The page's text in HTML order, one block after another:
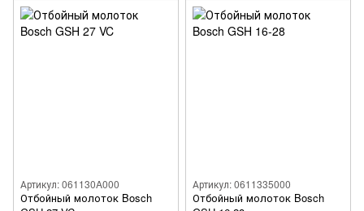
Артикул: 061130A000
Отбойный молоток Bosch
Артикул: 0611335000
Отбойный молоток Bosch